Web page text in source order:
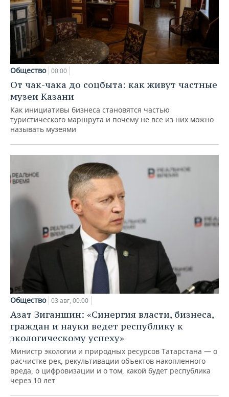
Общество 00:00
От чак-чака до соцбыта: как живут частные
музеи Казани
Как инициативы бизнеса становятся частью
туристического маршрута и почему не все из них можно
называть музеями
Общество 03 авг, 00:00
Азат Зиганшин: «Синергия власти, бизнеса,
граждан и науки ведет республику к
экологическому успеху»
Министр экологии и природных ресурсов Татарстана — о
расчистке рек, рекультивации объектов накопленного
вреда, о цифровизации и о том, какой будет республика
через 10 лет